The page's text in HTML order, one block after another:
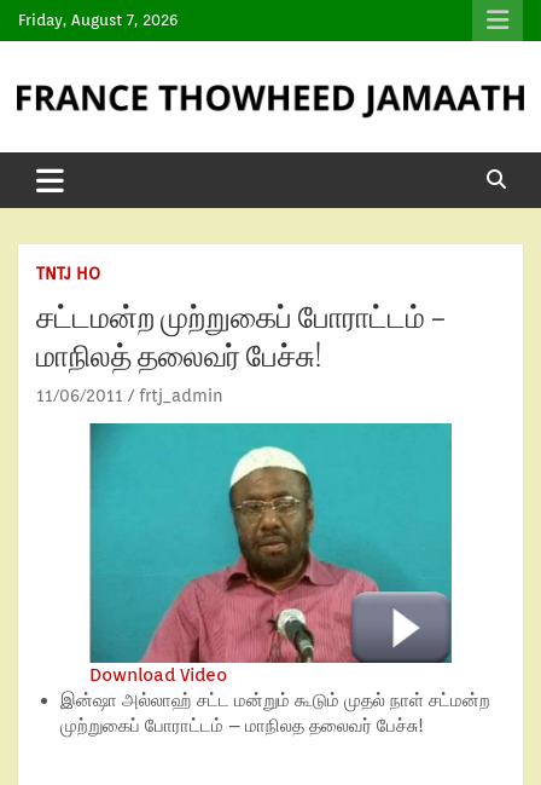
Friday, August 7, 2026
TNTJ HO
சட்டமன்ற முற்றுகைப் போராட்டம் –
மாநிலத் தலைவர் பேச்சு!
11/06/2011 frtj_admin
Download Video
இன்ஷா அல்லாஹ் சட்ட மன்றும் கூடும் முதல் நாள் சட்மன்ற
முற்றுகைப் போராட்டம் – மாநிலத தலைவர் பேச்சு!